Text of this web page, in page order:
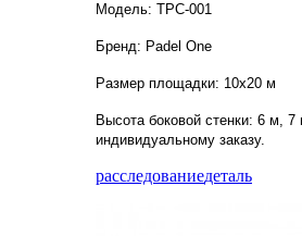
Модель: TPC-001
Бренд: Padel One
Размер площадки: 10х20 м
Высота боковой стенки: 6 м, 7
индивидуальному заказу.
расследованиедеталь